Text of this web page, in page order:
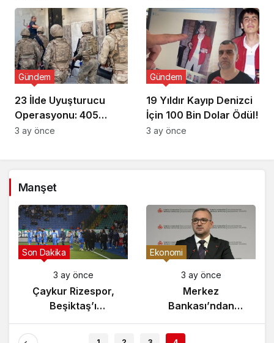
23 İlde Uyuşturucu
Operasyonu: 405
Gözaltı!
Gündem
3 ay önce
19 Yıldır Kayıp Denizci
İçin 100 Bin Dolar Ödül!
Gündem
3 ay önce
Manşet
Son Dakika
3 ay önce
Çaykur Rizespor,
Beşiktaş’ı
Ağırlıyor!
Ekonomi
3 ay önce
Merkez
Bankası’ndan
Enflasyon Raporu
Açıklaması